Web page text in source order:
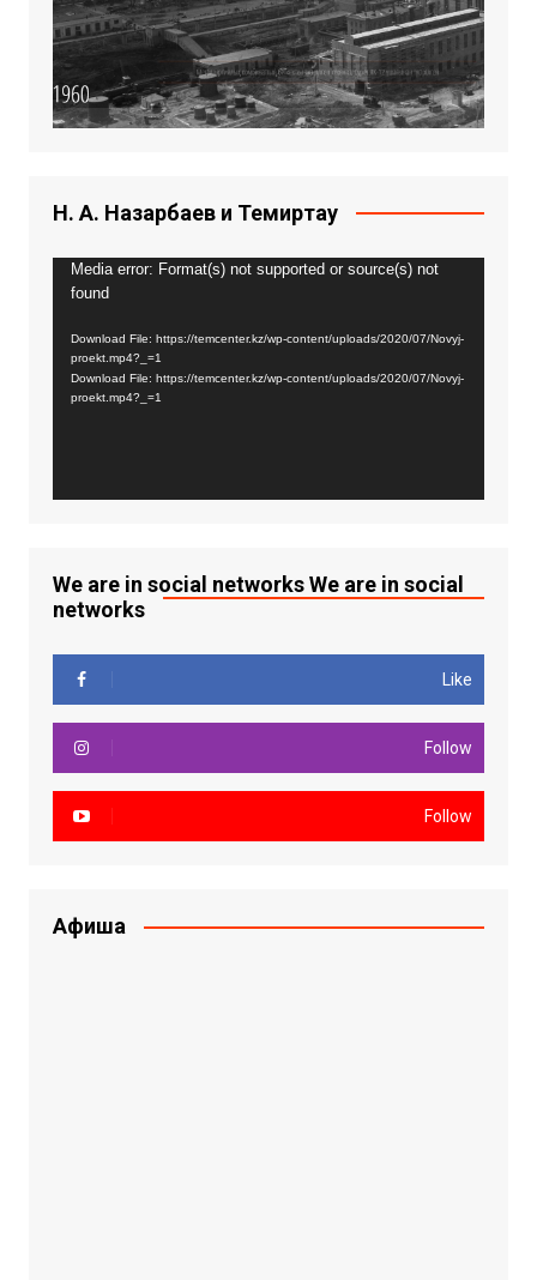
Н. А. Назарбаев и Темиртау
Video
Player
Media error: Format(s) not supported or source(s) not
found
Download File: https://temcenter.kz/wp-content/uploads/2020/07/Novyj-
proekt.mp4?_=1
Download File: https://temcenter.kz/wp-content/uploads/2020/07/Novyj-
proekt.mp4?_=1
We are in social networks We are in social
networks
Like
Follow
Follow
Афиша